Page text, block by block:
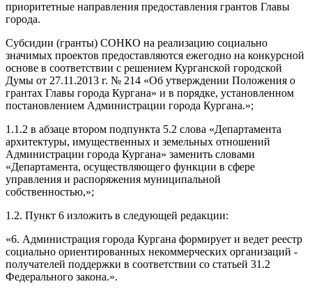
приоритетные направления предоставления грантов Главы
города.
Субсидии (гранты) СОНКО на реализацию социально
значимых проектов предоставляются ежегодно на конкурсной
основе в соответствии с решением Курганской городской
Думы от 27.11.2013 г. № 214 «Об утверждении Положения о
грантах Главы города Кургана» и в порядке, установленном
постановлением Администрации города Кургана.»;
1.1.2 в абзаце втором подпункта 5.2 слова «Департамента
архитектуры, имущественных и земельных отношений
Администрации города Кургана» заменить словами
«Департамента, осуществляющего функции в сфере
управления и распоряжения муниципальной
собственностью,»;
1.2. Пункт 6 изложить в следующей редакции:
«6. Администрация города Кургана формирует и ведет реестр
социально ориентированных некоммерческих организаций -
получателей поддержки в соответствии со статьей 31.2
Федерального закона.».